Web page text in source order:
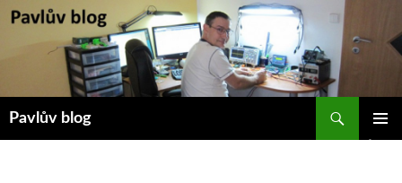
Přejít
Pavlův blog